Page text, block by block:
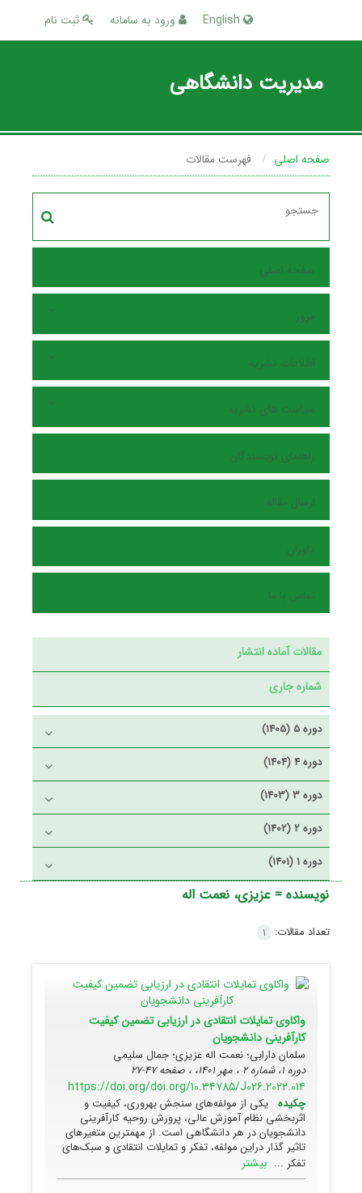
ثبت نام ورود به سامانه
مدیریت دانشگاهی
صفحه اصلی فهرست مقالات
صفحه اصلی
مرور
اطلاعات نشریه
سیاست های نشریه
راهنمای نویسندگان
ارسال مقاله
داوران
تماس با ما
مقالات آماده انتشار
شماره جاری
دوره 5 (1405)
دوره 4 (1404)
دوره 3 (1403)
دوره 2 (1402)
دوره 1 (1401)
نویسنده = عزیزی، نعمت اله
تعداد مقالات: 1
واکاوی تمایلات انتقادی در ارزیابی تضمین کیفیت
کارآفرینی دانشجویان
سلمان دارابی؛ نعمت اله عزیزی؛ جمال سلیمی
دوره 1، شماره 2 ، مهر 1401، ، صفحه
47-27
https://doi.org/doi.org/10.34785/J026.2022.014
چکیده یکی از مولفه‌های سنجش بهروری، کیفیت و
اثربخشی نظام آموزش عالی، پرورش روحیه کارآفرینی
دانشجویان در هر دانشگاهی است. از مهمترین متغیرهای
تاثیر گذار دراین مولفه، تفکر و تمایلات انتقادی و سبک‌های
تفکر ... بیشتر